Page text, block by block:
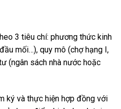
3 tiêu chí: phương thức kinh
mối…), quy mô (chợ hạng I,
(ngân sách nhà nước hoặc
ký và thực hiện hợp đồng với